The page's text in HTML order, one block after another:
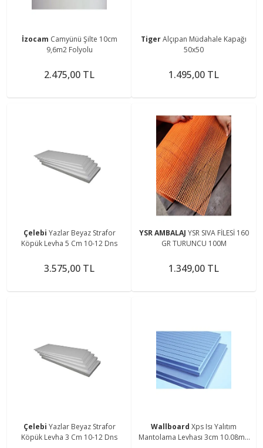
İzocam Camyünü Şilte 10cm
9,6m2 Folyolu
2.475,00 TL
TigerAlçıpan Müdahale Kapağı
50x50
1.495,00 TL
Çelebi Yazlar Beyaz Strafor
Köpük Levha 5 Cm 10-12 Dns
3.575,00 TL
YSR AMBALAJ YSR SIVA FİLESİ 160
GR TURUNCU 100M
1.349,00 TL
Çelebi Yazlar Beyaz Strafor
Köpük Levha 3 Cm 10-12 Dns
Wallboard Xps Isı Yalıtım
Mantolama Levhası 3cm 10.08m2